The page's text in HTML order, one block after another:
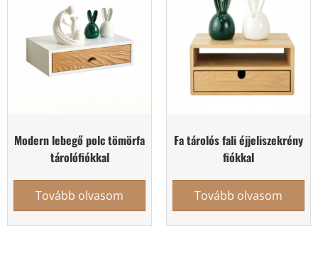
Modern lebegő polc tömörfa
tárolófiókkal
Tovább olvasom
Fa tárolós fali éjjeliszekrény
fiókkal
Tovább olvasom